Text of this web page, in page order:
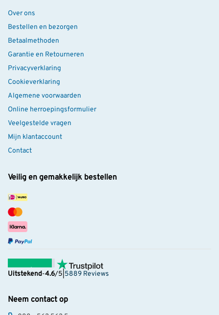
Over ons
Bestellen en bezorgen
Betaalmethoden
Garantie en Retourneren
Privacyverklaring
Cookieverklaring
Algemene voorwaarden
Online herroepingsformulier
Veelgestelde vragen
Mijn klantaccount
Contact
Veilig en gemakkelijk bestellen
Uitstekend-4.6/5 5889 Reviews
Neem contact op